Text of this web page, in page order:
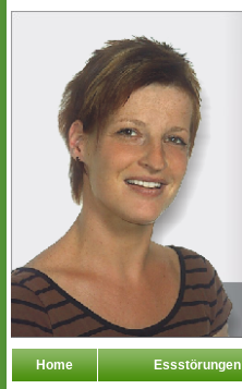
Home Essstörungen